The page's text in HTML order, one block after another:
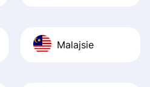
Malajsie